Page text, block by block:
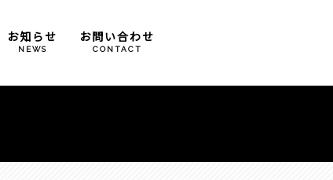
お知らせ
NEWS
お問い合わせ
CONTACT